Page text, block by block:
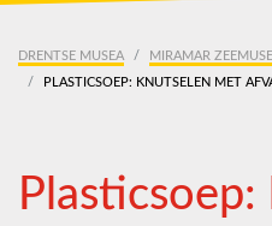
DRENTSE MUSEA
MIRAMAR
PLASTICSOEP: KNUTSELEN MET